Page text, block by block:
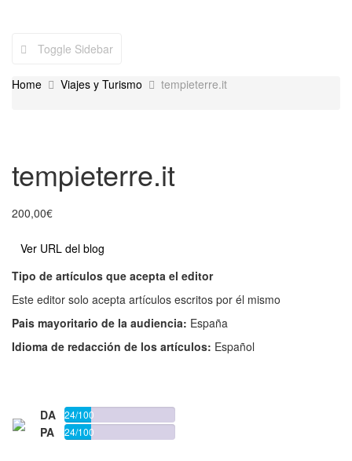
Toggle Sidebar
Home Viajes y Turismo tempieterre.it
tempieterre.it
200,00€
Ver URL del blog
Tipo de artículos que acepta el editor
Este editor solo acepta artículos escritos por él mismo
Pais mayoritario de la audiencia: España
Idioma de redacción de los artículos: Español
DA 24/100
PA 24/100